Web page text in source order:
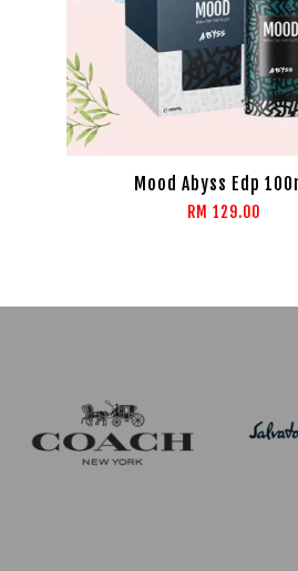
Mood Abyss Edp
RM 129.00